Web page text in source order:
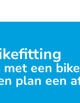
met een
plan een